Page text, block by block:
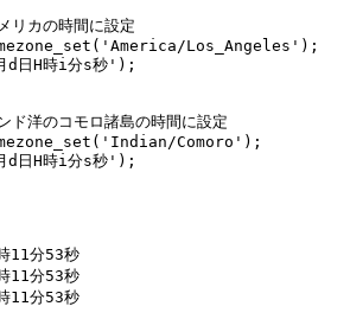
リカの時間に設定
Los_Angeles');
d日H時i分s秒');
ド洋のコモロ諸島の時間に設定
Comoro');
d日H時i分s秒');
11分53秒
11分53秒
11分53秒